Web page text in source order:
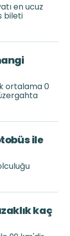
en ucuz
bileti
ortalama 0
ile
kaç